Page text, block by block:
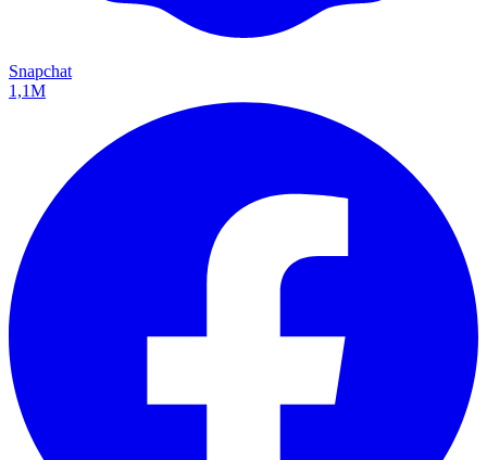
Snapchat
1,1M